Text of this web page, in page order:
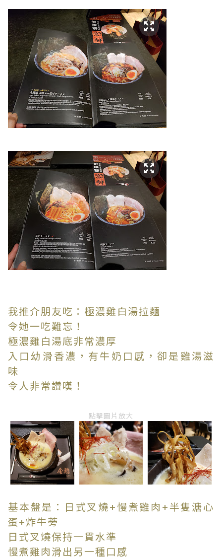
我推介朋友吃：極濃雞白湯拉麵
令她一吃難忘！
極濃雞白湯底非常濃厚
入口幼滑香濃，有牛奶口感，卻是雞湯滋
味
令人非常讚嘆！
點擊圖片放大
基本盤是：日式叉燒+慢煮雞肉+半隻溏心
蛋+炸牛蒡
日式叉燒保持一貫水準
慢煮雞肉滑出另一種口感